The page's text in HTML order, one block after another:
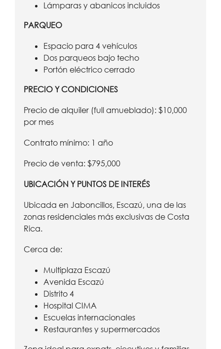
Lámparas y abanicos incluidos
PARQUEO
Espacio para 4 vehículos
Dos parqueos bajo techo
Portón eléctrico cerrado
PRECIO Y CONDICIONES
Precio de alquiler (full amueblado): $10,000
por mes
Contrato mínimo: 1 año
Precio de venta: $795,000
UBICACIÓN Y PUNTOS DE INTERÉS
Ubicada en Jaboncillos, Escazú, una de las
zonas residenciales más exclusivas de Costa
Rica.
Cerca de:
Multiplaza Escazú
Avenida Escazú
Distrito 4
Hospital CIMA
Escuelas internacionales
Restaurantes y supermercados